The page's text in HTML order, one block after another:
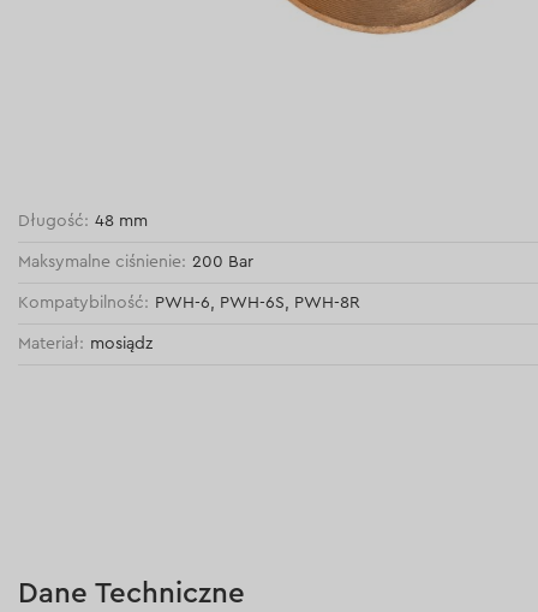
Długość: 48 mm
Maksymalne ciśnienie: 200 Bar
Kompatybilność: PWH-6, PWH-6S, PWH-8R
Materiał: mosiądz
Dane Techniczne